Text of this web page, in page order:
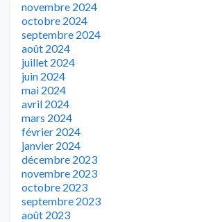
novembre 2024
octobre 2024
septembre 2024
août 2024
juillet 2024
juin 2024
mai 2024
avril 2024
mars 2024
février 2024
janvier 2024
décembre 2023
novembre 2023
octobre 2023
septembre 2023
août 2023